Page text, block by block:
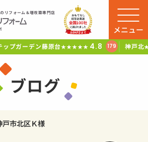
リフォーム＆増改築専門店
ップガーデン藤原台★★★★★ 4.8 179 神戸北
メニュー
ブログ
戸市北区Ｋ様